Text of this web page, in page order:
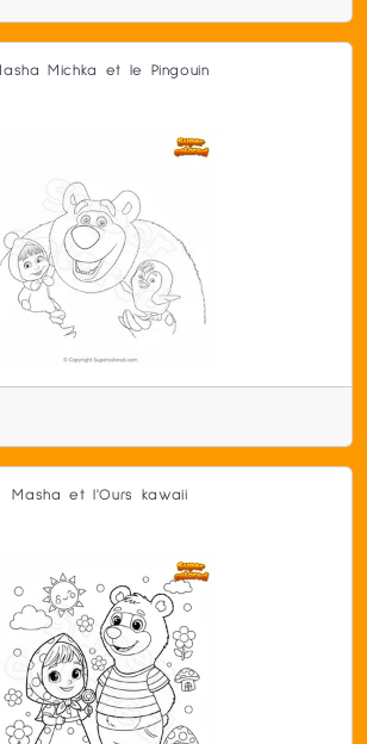
Michka et le Pingouin
Masha et l'Ours kawaii